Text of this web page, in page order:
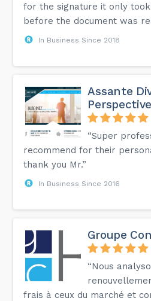
for the signature it only
before the document was
In Business Since 2018
Assante
Perspective
“Super
recommend for their
thank you Mr.”
In Business Since 2016
Groupe
“Nous
frais à ceux du marché et